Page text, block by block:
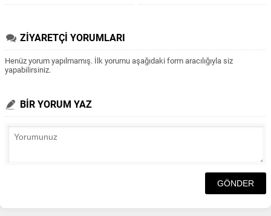
ZİYARETÇİ YORUMLARI
Henüz yorum yapılmamış. İlk yorumu aşağıdaki form aracılığıyla siz
yapabilirsiniz.
BİR YORUM YAZ